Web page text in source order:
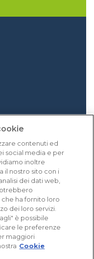
contenuti ed
social media e per
inoltre
il nostro sito con i
dei dati web,
ha fornito loro
dei loro servizi.
è possibile
le preferenze
maggiori
Cookie